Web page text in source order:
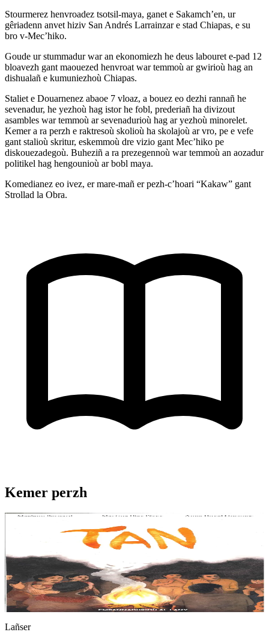
Stourmerez henvroadez tsotsil-maya, ganet e Sakamch’en, ur
gêriadenn anvet hiziv San Andrés Larrainzar e stad Chiapas, e su
bro v-Mec’hiko.
Goude ur stummadur war an ekonomiezh he deus labouret e-pad 12
bloavezh gant maouezed henvroat war temmoù ar gwirioù hag an
dishualañ e kumuniezhoù Chiapas.
Staliet e Douarnenez abaoe 7 vloaz, a bouez eo dezhi rannañ he
sevenadur, he yezhoù hag istor he fobl, prederiañ ha divizout
asambles war temmoù ar sevenadurioù hag ar yezhoù minorelet.
Kemer a ra perzh e raktresoù skolioù ha skolajoù ar vro, pe e vefe
gant stalioù skritur, eskemmoù dre vizio gant Mec’hiko pe
diskouezadegoù. Buheziñ a ra prezegennoù war temmoù an aozadur
politikel hag hengounioù ar bobl maya.
Komedianez eo ivez, er mare-mañ er pezh-c’hoari “Kakaw” gant
Strollad la Obra.
Kemer perzh
8 vloaz hag ouzhpenn
E penn uhelañ an torgennoù glas, lec'h ma vez goloet ar menezioù
gant latar ar beurevezhioù disafar, eo kludet ar gêriadennig vaya
anvet Sakamch'en. En tu all...
Er stok
11,00 €
Lañser